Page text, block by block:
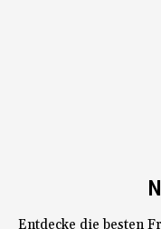
Entdecke die besten